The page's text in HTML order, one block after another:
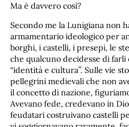
Ma è davvero così?
Secondo me la Lunigiana non
armamentario ideologico per
borghi, i castelli, i presepi, le
che qualcuno decidesse di
“identità e cultura”. Sulle vie
pellegrini medievali che non
il concetto di nazione,
Avevano fede, credevano in
feudatari costruivano castelli